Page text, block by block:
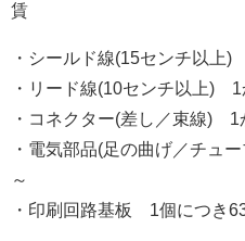
賃
・シールド線(15センチ以上
・リード線(10センチ以上)
・コネクター(差し／束線) 1
・電気部品(足の曲げ／チュ
～
・印刷回路基板 1個につき